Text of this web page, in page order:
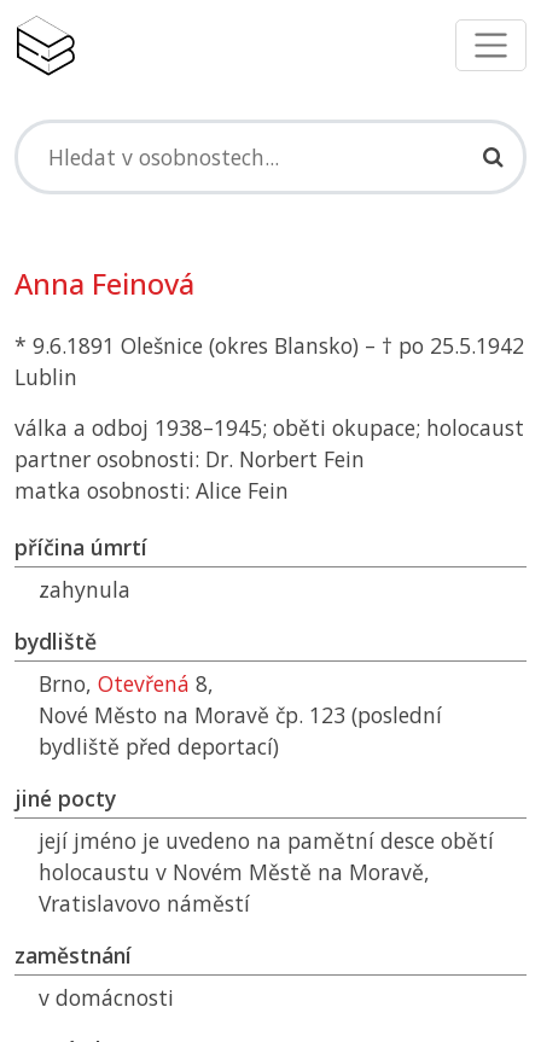
Anna Feinová
* 9.6.1891 Olešnice (okres Blansko) – † po 25.5.1942
Lublin
válka a odboj 1938–1945; oběti okupace; holocaust
partner osobnosti: Dr. Norbert Fein
matka osobnosti: Alice Fein
příčina úmrtí
zahynula
bydliště
Brno, Otevřená 8,
Nové Město na Moravě čp. 123 (poslední
bydliště před deportací)
jiné pocty
její jméno je uvedeno na pamětní desce obětí
holocaustu v Novém Městě na Moravě,
Vratislavovo náměstí
zaměstnání
v domácnosti